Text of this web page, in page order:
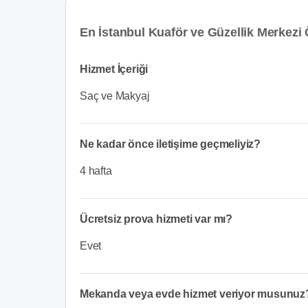
En İstanbul Kuaför ve Güzellik Merkezi
Hizmet İçeriği
Saç ve Makyaj
Ne kadar önce iletişime geçmeliyiz?
4 hafta
Ücretsiz prova hizmeti var mı?
Evet
Mekanda veya evde hizmet veriyor